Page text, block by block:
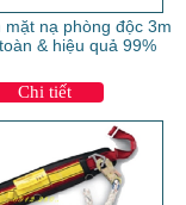
nạ phòng độc 3m
& hiệu quả 99%
Chi tiết